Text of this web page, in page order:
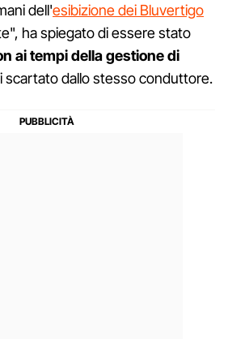
dell'esibizione dei Bluvertigo
ha spiegato di essere stato
ai tempi della gestione di
scartato dallo stesso conduttore.